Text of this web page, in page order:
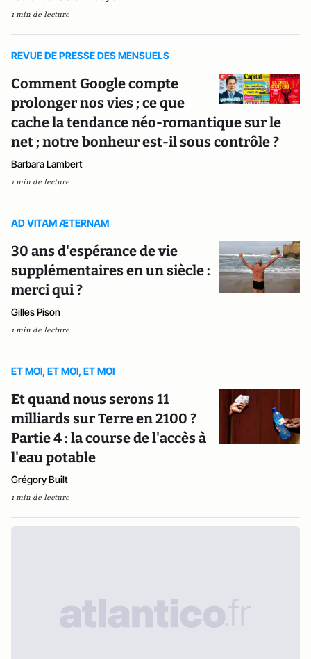
1 min de lecture
REVUE DE PRESSE DES MENSUELS
Comment Google compte
prolonger nos vies ; ce que
cache la tendance néo-romantique sur le
net ; notre bonheur est-il sous contrôle ?
Barbara Lambert
1 min de lecture
AD VITAM ÆTERNAM
30 ans d'espérance de vie
supplémentaires en un siècle :
merci qui ?
Gilles Pison
1 min de lecture
ET MOI, ET MOI, ET MOI
Et quand nous serons 11
milliards sur Terre en 2100 ?
Partie 4 : la course de l'accès à
l'eau potable
Grégory Built
1 min de lecture